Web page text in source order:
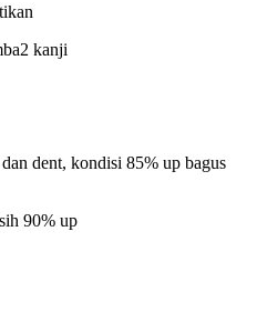
kanji
dent, kondisi 85% up bagus
90% up